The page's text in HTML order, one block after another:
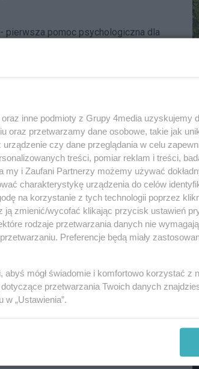
pierwsza pomoc psychologiczna dla
Drugim najchętniej wybieranym
Na leżanki do czytania
projekt zakładający zasadzenie
Żeromskiego. Projekt zyskał głos
w sport. Budżet obywatelski
zł. Są dwa projekty, które pochłoną po
LXIV LO Witkacego. Drugi z kolei
Dodatkowo całe przedsięwzięcie
projekty i dotyczące środowiska
lęgowych i posadzenie krzewów
przy ul. Popiełuszki 3. Nową
gdzie wzdłuż chodnika
się z około 30 drzew. Z kolei
inne podmioty z Grupy 4media uzyskujemy
oraz przetwarzamy dane osobowe, takie jak
czy dane przeglądania w celu
treści, pomiar reklam i treści,
my i Zaufani Partnerzy możemy używać
charakterystykę urządzenia do celów
na korzystanie z tych technologii poprzez
ją zmienić/wycofać klikając przycisk ustawień
rodzaje przetwarzania danych nie
Preferencje będą miały
abyś mógł świadomie i komfortowo korzystać z
przetwarzania Twoich danych
w „Ustawienia”.